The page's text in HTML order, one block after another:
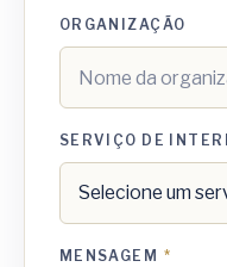
ORGANIZAÇÃO
SERVIÇO DE
MENSAGEM *